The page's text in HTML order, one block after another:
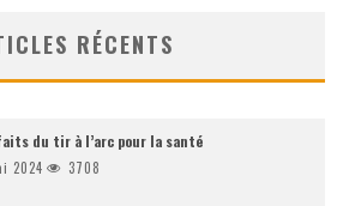
RÉCENTS
du tir à l’arc pour la santé
2024 3708